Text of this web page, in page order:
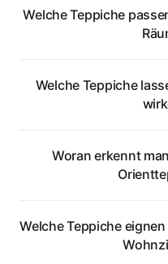
Welche Teppiche
Welche Teppiche
Woran erkennt
Welche Teppiche